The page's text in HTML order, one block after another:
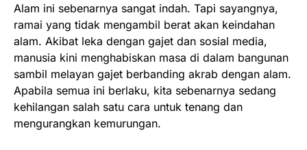
Alam ini sebenarnya sangat indah. Tapi sayangnya,
ramai yang tidak mengambil berat akan keindahan
alam. Akibat leka dengan gajet dan sosial media,
manusia kini menghabiskan masa di dalam bangunan
sambil melayan gajet berbanding akrab dengan alam.
Apabila semua ini berlaku, kita sebenarnya sedang
kehilangan salah satu cara untuk tenang dan
mengurangkan kemurungan.